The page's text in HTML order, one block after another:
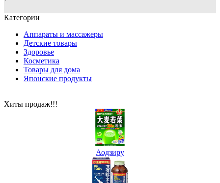
`
Категории
Аппараты и массажеры
Детские товары
Здоровье
Косметика
Товары для дома
Японские продукты
Хиты продаж!!!
Аодзиру